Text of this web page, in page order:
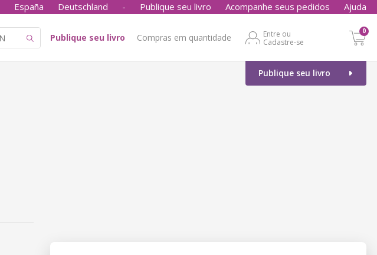
España Deutschland - Publique seu livro Acompanhe seus pedidos Ajuda
Publique seu livro Compras em quantidade
Entre ou
Cadastre-se
0
Publique seu livro